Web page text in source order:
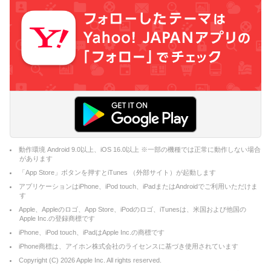
動作環境 Android 9.0以上、iOS 16.0以上 ※一部の機種では正常に動作しない場合
があります
「App Store」ボタンを押すとiTunes （外部サイト）が起動します
アプリケーションはiPhone、iPod touch、iPadまたはAndroidでご利用いただけま
す
Apple、Appleのロゴ、App Store、iPodのロゴ、iTunesは、米国および他国の
Apple Inc.の登録商標です
iPhone、iPod touch、iPadはApple Inc.の商標です
iPhone商標は、アイホン株式会社のライセンスに基づき使用されています
Copyright (C) 2026Apple Inc. All rights reserved.